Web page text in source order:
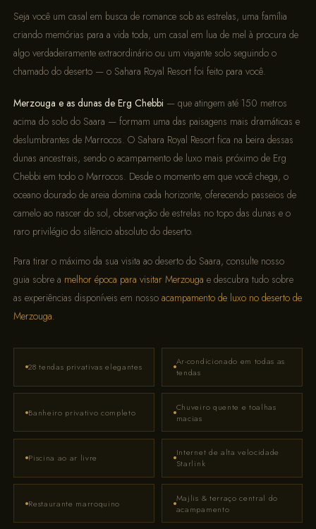
Seja você um casal em busca de romance sob as estrelas, uma família
criando memórias para a vida toda, um casal em lua de mel à procura de
algo verdadeiramente extraordinário ou um viajante solo seguindo o
chamado do deserto — o Sahara Royal Resort foi feito para você.
Merzouga e as dunas de Erg Chebbi — que atingem até 150 metros
acima do solo do Saara — formam uma das paisagens mais dramáticas e
deslumbrantes de Marrocos. O Sahara Royal Resort fica na beira dessas
dunas ancestrais, sendo o acampamento de luxo mais próximo de Erg
Chebbi em todo o Marrocos. Desde o momento em que você chega, o
oceano dourado de areia domina cada horizonte, oferecendo passeios de
camelo ao nascer do sol, observação de estrelas no topo das dunas e o
raro privilégio do silêncio absoluto do deserto.
Para tirar o máximo da sua visita ao deserto do Saara, consulte nosso
guia sobre a melhor época para visitar Merzouga e descubra tudo sobre
as experiências disponíveis em nossoacampamento de luxo no deserto de
Merzouga.
28 tendas privativas elegantes
Ar-condicionado em todas as
tendas
Banheiro privativo completo
Chuveiro quente e toalhas
macias
Piscina ao ar livre
Internet de alta velocidade
Starlink
Restaurante marroquino
Majlis & terraço central do
acampamento